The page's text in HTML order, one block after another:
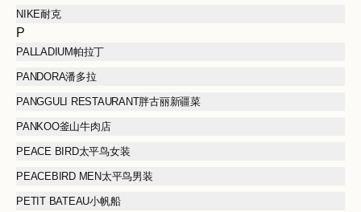
NIKE耐克
P
PALLADIUM帕拉丁
PANDORA潘多拉
PANGGULI RESTAURANT胖古丽新疆菜
PANKOO釜山牛肉店
PEACE BIRD太平鸟女装
PEACEBIRD MEN太平鸟男装
PETIT BATEAU小帆船